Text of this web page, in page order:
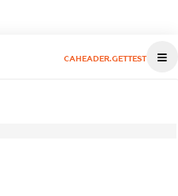
CAHEADER.GETTEST